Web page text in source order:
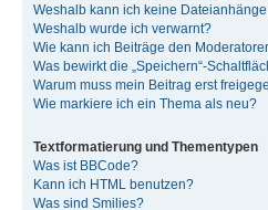
Weshalb kann ich keine
Weshalb wurde ich verwarnt?
Wie kann ich Beiträge den
Was bewirkt die „Speichern“-
Warum muss mein Beitrag erst
Wie markiere ich ein Thema als neu?
Textformatierung und Thementypen
Was ist BBCode?
Kann ich HTML benutzen?
Was sind Smilies?